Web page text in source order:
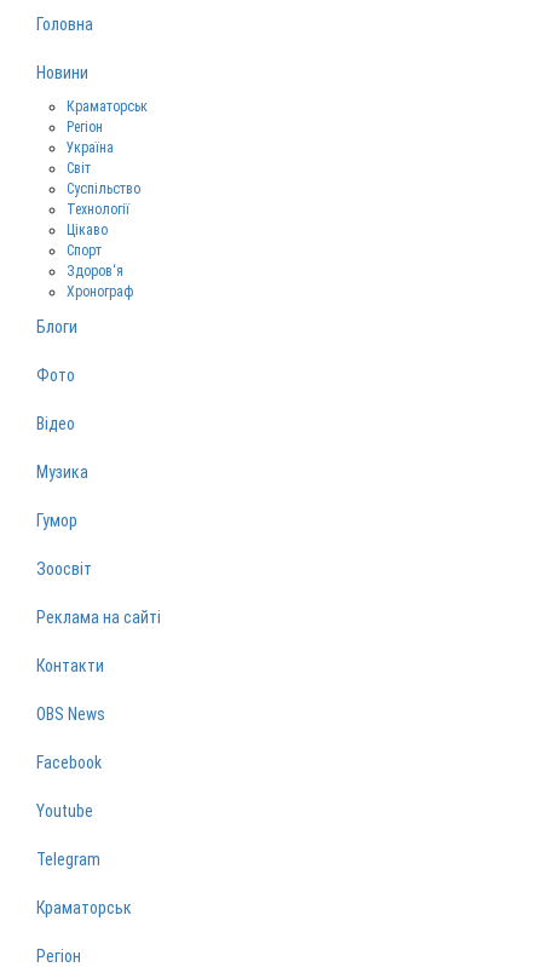
Головна
Новини
Краматорськ
Регіон
Україна
Світ
Суспільство
Технології
Цікаво
Спорт
Здоров‘я
Хронограф
Блоги
Фото
Відео
Музика
Гумор
Зоосвіт
Реклама на сайті
Контакти
OBS News
Facebook
Youtube
Telegram
Краматорськ
Регіон